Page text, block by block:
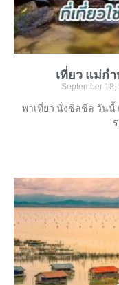
เที่ยว แม่ก
September 18,
พาเที่ยว นั่งชิลชิล วันนี้